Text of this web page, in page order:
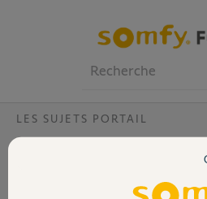
Volet
LES SUJETS PORTAIL
Fin de la
Je souhaite acheter le modèle